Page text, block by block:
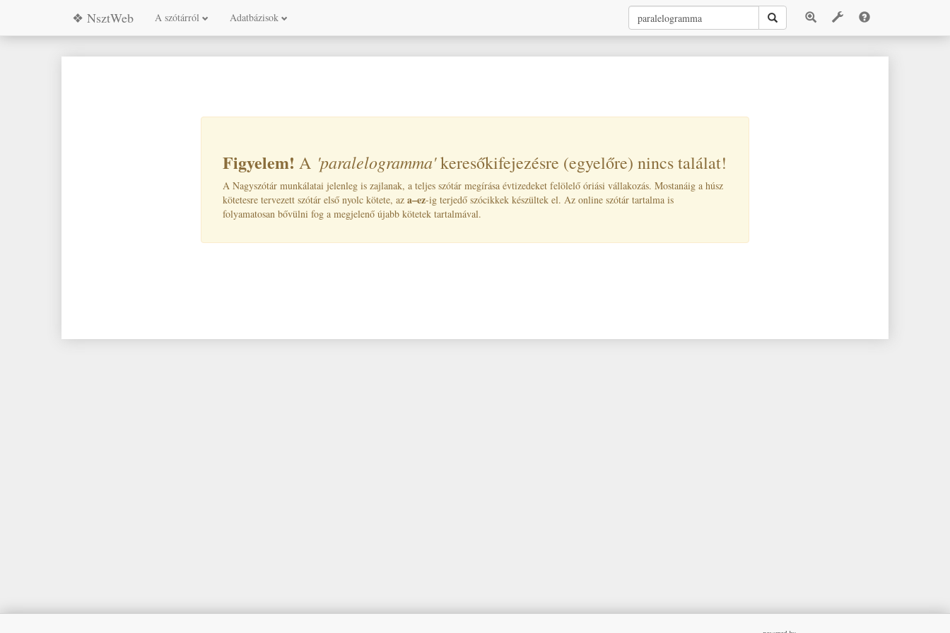
❖ NsztWeb A szótárról Adatbázisok
Figyelem!A 'paralelogramma'keresőkifejezésre (egyelőre) nincs találat!
A Nagyszótár munkálatai jelenleg is zajlanak, a teljes szótár megírása évtizedeket felölelő óriási vállakozás. Mostanáig a húsz
kötetesre tervezett szótár első nyolc kötete, aza–ez-ig terjedő szócikkek készültek el. Az online szótár tartalma is
folyamatosan bővülni fog a megjelenő újabb kötetek tartalmával.